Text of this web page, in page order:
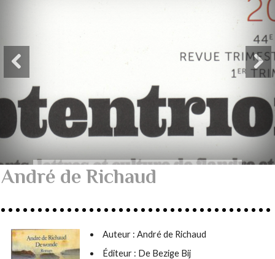
André de Richaud
Auteur :André de Richaud
Éditeur : De Bezige Bij